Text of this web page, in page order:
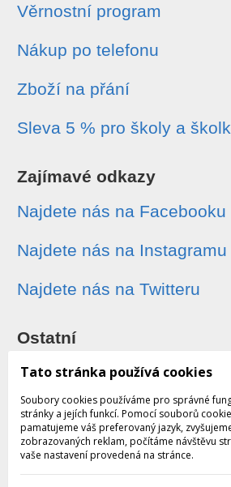
Věrnostní program
Nákup po telefonu
Zboží na přání
Sleva 5 % pro školy a
Zajímavé odkazy
Najdete nás na Facebooku
Najdete nás na Instagramu
Najdete nás na Twitteru
Ostatní
Sledování zásilek
Dárkové poukazy
Obchodní podmínky -
Tato stránka používá cookies
Soubory cookies používáme pro správné
stránky a jejích funkcí. Pomocí souborů
pamatujeme váš preferovaný jazyk,
zobrazovaných reklam, počítáme návštěvu
vaše nastavení provedená na stránce.